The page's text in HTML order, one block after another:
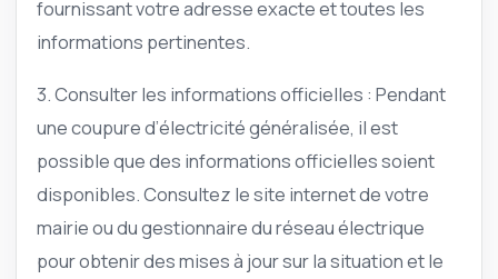
fournissant votre adresse exacte et toutes les
informations pertinentes.
3. Consulter les informations officielles : Pendant
une coupure d’électricité généralisée, il est
possible que des informations officielles soient
disponibles. Consultez le site internet de votre
mairie ou du gestionnaire du réseau électrique
pour obtenir des mises à jour sur la situation et le